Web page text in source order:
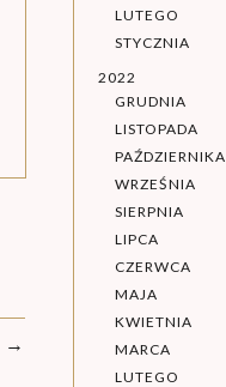
→
LUTEGO
STYCZNIA
2022
GRUDNIA
LISTOPADA
PAŹDZIERNIKA
WRZEŚNIA
SIERPNIA
LIPCA
CZERWCA
MAJA
KWIETNIA
MARCA
LUTEGO